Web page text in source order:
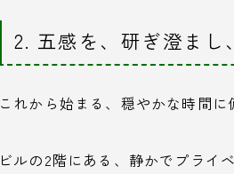
2. 五感を、研ぎ澄まし
これから始まる、穏やかな時間に
ビルの2階にある、静かでプライ